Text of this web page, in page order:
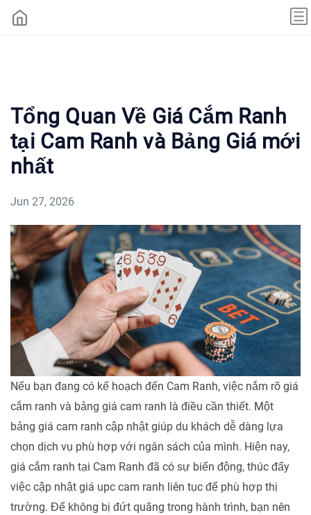
Tổng Quan Về Giá Cắm Ranh
tại Cam Ranh và Bảng Giá mới
nhất
Jun 27, 2026
Nếu bạn đang có kế hoạch đến Cam Ranh, việc nắm rõ giá
cắm ranh và bảng giá cam ranh là điều cần thiết. Một
bảng giá cam ranh cập nhật giúp du khách dễ dàng lựa
chọn dịch vụ phù hợp với ngân sách của mình. Hiện nay,
giá cắm ranh tại Cam Ranh đã có sự biến động, thúc đẩy
việc cập nhật giá upc cam ranh liên tục để phù hợp thị
trường. Để không bị đứt quãng trong hành trình, bạn nên